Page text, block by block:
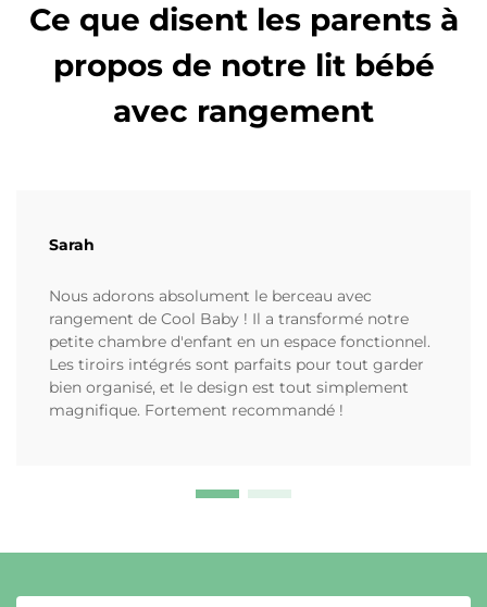
Ce que disent les parents à
propos de notre lit bébé
avec rangement
Sarah
Nous adorons absolument le berceau avec
rangement de Cool Baby ! Il a transformé notre
petite chambre d'enfant en un espace fonctionnel.
Les tiroirs intégrés sont parfaits pour tout garder
bien organisé, et le design est tout simplement
magnifique. Fortement recommandé !